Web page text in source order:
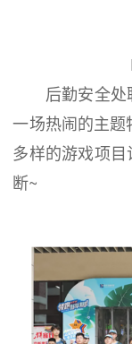
后勤安全处
一场热闹的主题
多样的游戏项
断~